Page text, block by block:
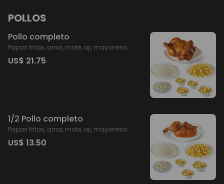
POLLOS
Pollo completo
Papas fritas, arroz, mote, aji, mayonesa.
US$ 21.75
1/2 Pollo completo
Papas fritas, arroz, mote, aji, mayonesa
US$ 13.50